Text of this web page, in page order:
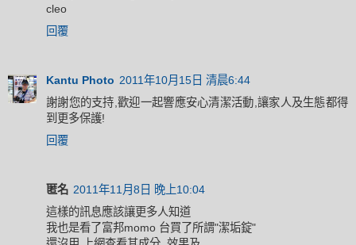
cleo
回覆
Kantu Photo 2011年10月15日 清晨6:44
謝謝您的支持,歡迎一起響應安心清潔活動,讓家人及生態都得
到更多保護!
回覆
匿名 2011年11月8日 晚上10:04
這樣的訊息應該讓更多人知道
我也是看了富邦momo 台買了所謂"潔垢錠"